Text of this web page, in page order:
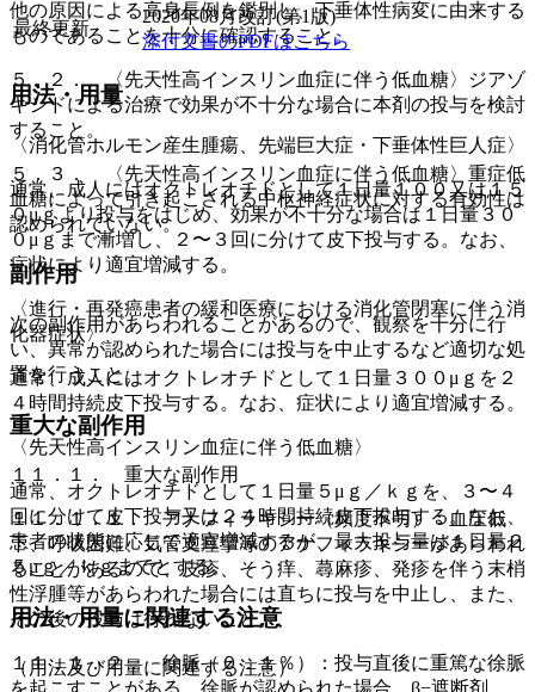
他の原因による高身長例を鑑別し、下垂体性病変に由来する
ものであることを十分に確認すること。
５．２． 〈先天性高インスリン血症に伴う低血糖〉ジアゾ
キシドによる治療で効果が不十分な場合に本剤の投与を検討
すること。
５．３． 〈先天性高インスリン血症に伴う低血糖〉重症低
血糖によって引き起こされる中枢神経症状に対する有効性は
認められていない。
副作用
次の副作用があらわれることがあるので、観察を十分に行
い、異常が認められた場合には投与を中止するなど適切な処
置を行うこと。
重大な副作用
１１．１． 重大な副作用
１１．１．１． アナフィラキシー（頻度不明）：血圧低
下、呼吸困難、気管支痙攣等のアナフィラキシーがあらわれ
ることがあるので、皮疹、そう痒、蕁麻疹、発疹を伴う末梢
性浮腫等があらわれた場合には直ちに投与を中止し、また、
その後の投与は行わないこと。
１１．１．２． 徐脈（０．１％）：投与直後に重篤な徐脈
最終更新
2020年08月改訂(第1版)
添付文書のPDFはこちら
用法・用量
〈消化管ホルモン産生腫瘍、先端巨大症・下垂体性巨人症〉
通常、成人にはオクトレオチドとして１日量１００又は１５
０μｇより投与をはじめ、効果が不十分な場合は１日量３０
０μｇまで漸増し、２〜３回に分けて皮下投与する。なお、
症状により適宜増減する。
〈進行・再発癌患者の緩和医療における消化管閉塞に伴う消
化器症状〉
通常、成人にはオクトレオチドとして１日量３００μｇを２
４時間持続皮下投与する。なお、症状により適宜増減する。
〈先天性高インスリン血症に伴う低血糖〉
通常、オクトレオチドとして１日量５μｇ／ｋｇを、３〜４
回に分けて皮下投与又は２４時間持続皮下投与する。なお、
患者の状態に応じて適宜増減するが、最大投与量は１日量２
５μｇ／ｋｇまでとする。
用法・用量に関連する注意
（用法及び用量に関連する注意）